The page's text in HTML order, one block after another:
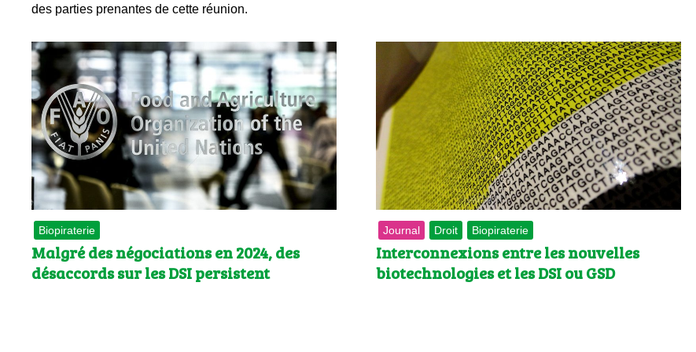
des parties prenantes de cette réunion.
Biopiraterie
Malgré des négociations en 2024, des
désaccords sur les DSI persistent
Journal Droit Biopiraterie
Interconnexions entre les nouvelles
biotechnologies et les DSI ou GSD